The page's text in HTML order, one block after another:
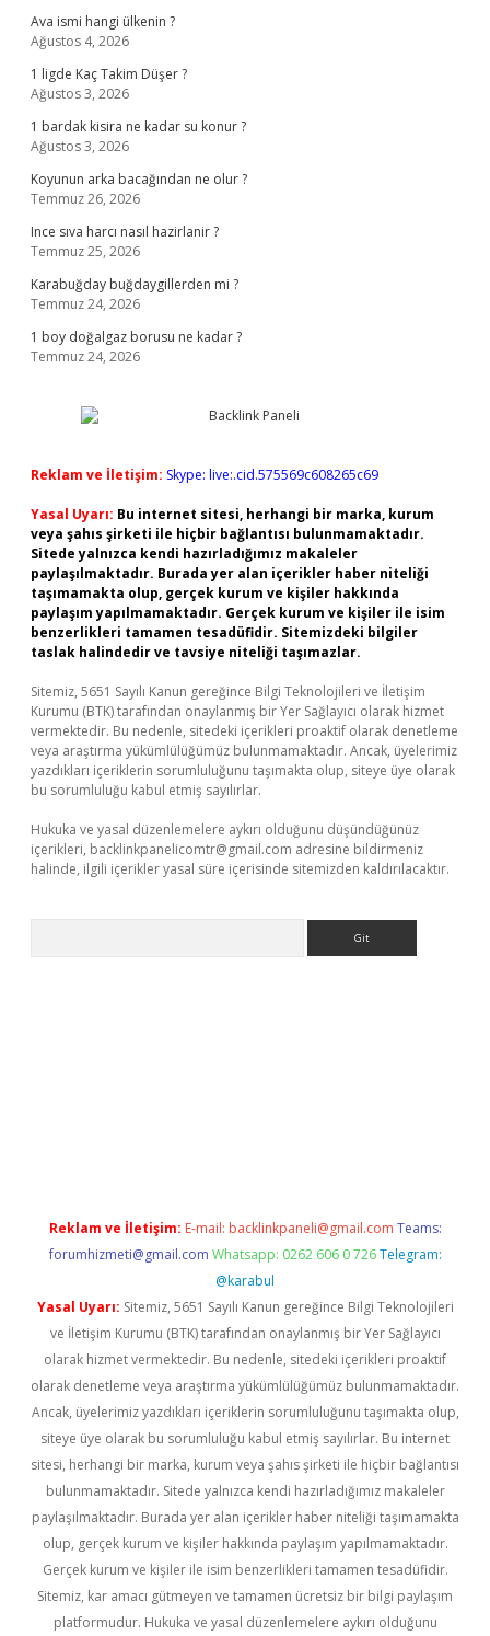
Ava ismi hangi ülkenin ?
Ağustos 4, 2026
1 ligde Kaç Takim Düşer ?
Ağustos 3, 2026
1 bardak kisira ne kadar su konur ?
Ağustos 3, 2026
Koyunun arka bacağından ne olur ?
Temmuz 26, 2026
Ince sıva harcı nasıl hazirlanir ?
Temmuz 25, 2026
Karabuğday buğdaygillerden mi ?
Temmuz 24, 2026
1 boy doğalgaz borusu ne kadar ?
Temmuz 24, 2026
Reklam ve İletişim: Skype: live:.cid.575569c608265c69
Yasal Uyarı: Bu internet sitesi, herhangi bir marka, kurum
veya şahıs şirketi ile hiçbir bağlantısı bulunmamaktadır.
Sitede yalnızca kendi hazırladığımız makaleler
paylaşılmaktadır. Burada yer alan içerikler haber niteliği
taşımamakta olup, gerçek kurum ve kişiler hakkında
paylaşım yapılmamaktadır. Gerçek kurum ve kişiler ile isim
benzerlikleri tamamen tesadüfidir. Sitemizdeki bilgiler
taslak halindedir ve tavsiye niteliği taşımazlar.
Sitemiz, 5651 Sayılı Kanun gereğince Bilgi Teknolojileri ve İletişim
Kurumu (BTK) tarafından onaylanmış bir Yer Sağlayıcı olarak hizmet
vermektedir. Bu nedenle, sitedeki içerikleri proaktif olarak denetleme
veya araştırma yükümlülüğümüz bulunmamaktadır. Ancak, üyelerimiz
yazdıkları içeriklerin sorumluluğunu taşımakta olup, siteye üye olarak
bu sorumluluğu kabul etmiş sayılırlar.
Hukuka ve yasal düzenlemelere aykırı olduğunu düşündüğünüz
içerikleri, backlinkpanelicomtr@gmail.com adresine bildirmeniz
halinde, ilgili içerikler yasal süre içerisinde sitemizden kaldırılacaktır.
Reklam ve İletişim: E-mail: backlinkpaneli@gmail.com Teams:
forumhizmeti@gmail.com Whatsapp: 0262 606 0 726 Telegram:
@karabul
Yasal Uyarı: Sitemiz, 5651 Sayılı Kanun gereğince Bilgi Teknolojileri
ve İletişim Kurumu (BTK) tarafından onaylanmış bir Yer Sağlayıcı
olarak hizmet vermektedir. Bu nedenle, sitedeki içerikleri proaktif
olarak denetleme veya araştırma yükümlülüğümüz bulunmamaktadır.
Ancak, üyelerimiz yazdıkları içeriklerin sorumluluğunu taşımakta olup,
siteye üye olarak bu sorumluluğu kabul etmiş sayılırlar. Bu internet
sitesi, herhangi bir marka, kurum veya şahıs şirketi ile hiçbir bağlantısı
bulunmamaktadır. Sitede yalnızca kendi hazırladığımız makaleler
paylaşılmaktadır. Burada yer alan içerikler haber niteliği taşımamakta
olup, gerçek kurum ve kişiler hakkında paylaşım yapılmamaktadır.
Gerçek kurum ve kişiler ile isim benzerlikleri tamamen tesadüfidir.
Sitemiz, kar amacı gütmeyen ve tamamen ücretsiz bir bilgi paylaşım
platformudur. Hukuka ve yasal düzenlemelere aykırı olduğunu